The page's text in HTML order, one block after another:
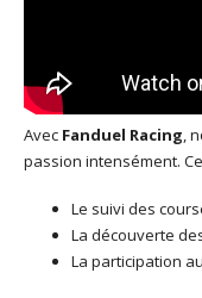
Avec Fanduel Racing,
passion intensément.
Le suivi des
La découverte
La participation